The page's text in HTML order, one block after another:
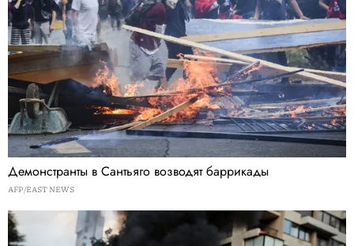
Демонстранты в Сантьяго возводят баррикады
AFP/EAST NEWS